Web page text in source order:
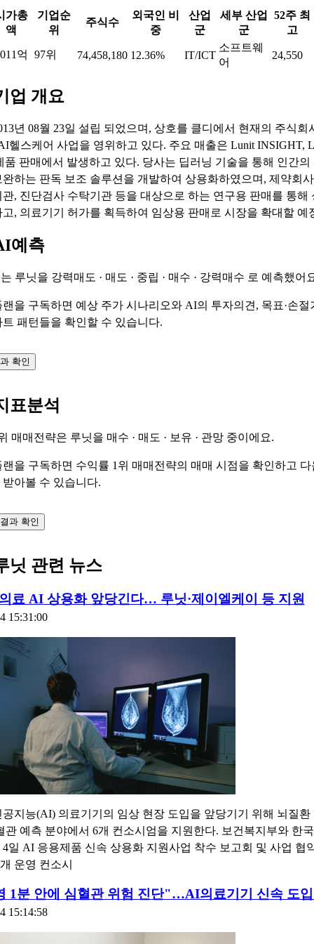
가총
액
기업순
위
주식수
외국인 비
중
산업
군
세부 산업
군
52주 최
고
억 97위 74,458,180 12.36% IT/ICT
소프트웨
어
24,550
업 개요
년 08월 23일 설립 되었으며, 상호를 클디에서 현재의 주식회
헬스케어 사업을 영위하고 있다. 주요 매출은 Lunit INSIGHT,
품 판매에서 발생하고 있다. 당사는 딥러닝 기술을 통해 인간의
하는 판독 보조 솔루션을 개발하여 상용화하였으며, 제약회
, 진단검사 수탁기관 등을 대상으로 하는 연구용 판매를 통해
, 의료기기 허가를 획득하여 임상용 판매로 시장을 확대할 예
예측
루닛을 강력매도 · 매도 · 중립 · 매수 · 강력매수 로 예측했어
을 구독하면 예상 주가 시나리오와 AI의 투자의견, 목표·손절
패턴들을 확인할 수 있습니다.
확인
표분석
매매전략은 루닛을 매수 · 매도 · 보유 · 관망중이에요.
을 구독하면 수익률 1위 매매전략의 매매 시점을 확인하고 다
아볼 수 있습니다.
과 확인
닛 관련 뉴스
료 AI 상용화 앞당긴다… 루닛·제이엘케이 등 지원
15:31:00
지능(AI) 의료기기의 임상 현장 도입을 앞당기기 위해 뇌질환
관 예측 분야에서 6개 컨소시엄을 지원한다. 보건복지부와 한
일 AI 응용제품 신속 상용화 지원사업 착수 보고회 및 사업 협
운영 컨소시
1분 안에 심혈관 위험 진단"…AI의료기기 신속 도
15:14:58